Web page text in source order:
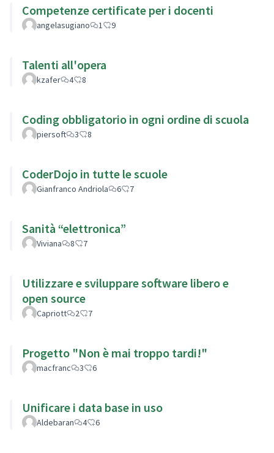
Competenze certificate per i docenti
angelasugiano 1 9
Talenti all'opera
kzafer 4 8
Coding obbligatorio in ogni ordine di scuola
piersoft 3 8
CoderDojo in tutte le scuole
Gianfranco Andriola 6 7
Sanità “elettronica”
Viviana 8 7
Utilizzare e sviluppare software libero e
open source
Capriott 2 7
Progetto "Non è mai troppo tardi!"
macfranc 3 6
Unificare i data base in uso
Aldebaran 4 6